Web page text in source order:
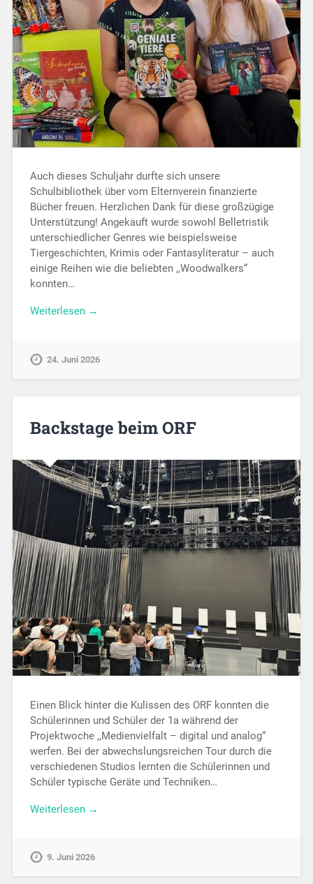
Auch dieses Schuljahr durfte sich unsere
Schulbibliothek über vom Elternverein finanzierte
Bücher freuen. Herzlichen Dank für diese großzügige
Unterstützung! Angekauft wurde sowohl Belletristik
unterschiedlicher Genres wie beispielsweise
Tiergeschichten, Krimis oder Fantasyliteratur – auch
einige Reihen wie die beliebten ,,Woodwalkers“
konnten…
Weiterlesen →
24. Juni 2026
Backstage beim ORF
Einen Blick hinter die Kulissen des ORF konnten die
Schülerinnen und Schüler der 1a während der
Projektwoche ,,Medienvielfalt – digital und analog“
werfen. Bei der abwechslungsreichen Tour durch die
verschiedenen Studios lernten die Schülerinnen und
Schüler typische Geräte und Techniken…
Weiterlesen →
9. Juni 2026